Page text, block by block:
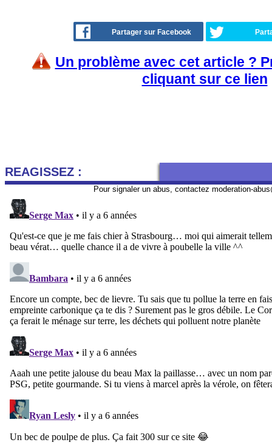
Partager sur Facebook
Un problème avec cet article ?
cliquant sur ce lien
REAGISSEZ :
Pour signaler un abus, contactez moderation-